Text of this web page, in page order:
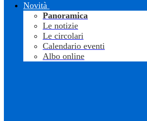
Novità
Panoramica
Le notizie
Le circolari
Calendario eventi
Albo online